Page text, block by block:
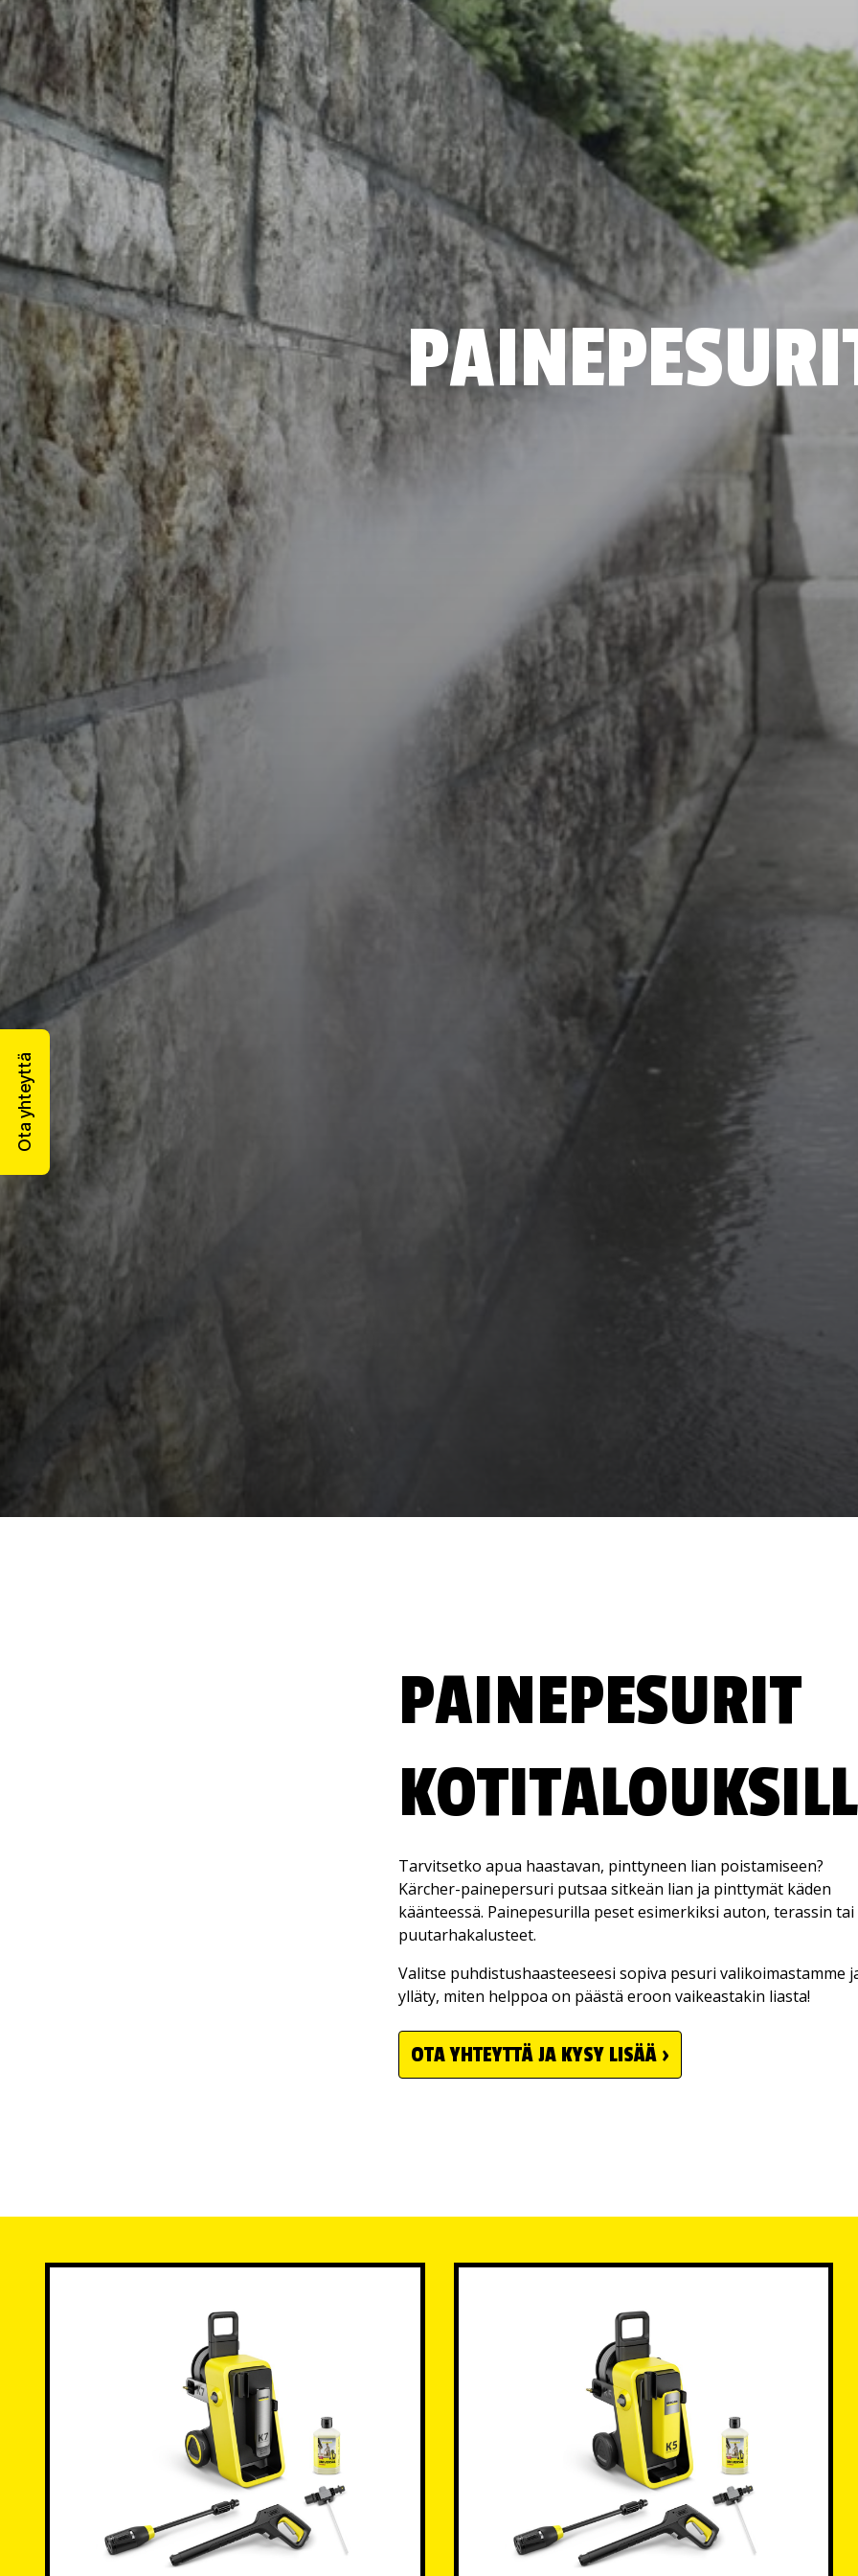
Ota yhteyttä
PAINEPESURIT
Tarvitsetko apua haastavan, pinttyneen lian poistamiseen?
Kärcher-painepersuri putsaa sitkeän lian ja pinttymät käden
käänteessä. Painepesurilla peset esimerkiksi auton, terassin tai
puutarhakalusteet.
Valitse puhdistushaasteeseesi sopiva pesuri valikoimastamme
ylläty, miten helppoa on päästä eroon vaikeastakin liasta!
OTA YHTEYTTÄ JA KYSY LISÄÄ ›
Koch-Chemie